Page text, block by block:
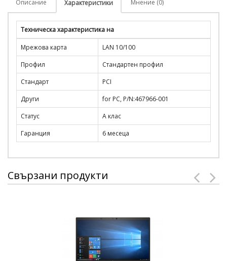
Описание Характеристики Мнение (0)
Техническа характеристика на
Мрежова карта
LAN 10/100
Профил
Стандартен профил
Стандарт
PCI
Други
for PC, P/N:467966-001
Статус
А клас
Гаранция
6 месеца
Свързани продукти